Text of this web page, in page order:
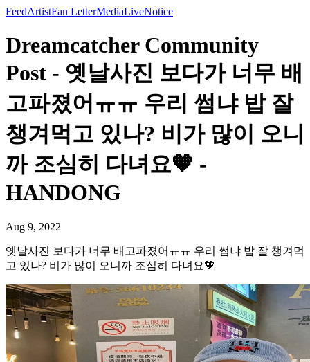
FeedArtistFan LetterMediaLiveNotice
Dreamcatcher Community
Post - 옛날사진 보다가 너무 배
고파졌어ㅠㅠ 우리 썸냐 밥 잘
챙겨먹고 있나? 비가 많이 오니
까 조심히 다녀요🧡 -
HANDONG
Aug 9, 2022
옛날사진 보다가 너무 배고파졌어ㅠㅠ 우리 썸냐 밥 잘 챙겨먹
고 있나? 비가 많이 오니까 조심히 다녀요🧡